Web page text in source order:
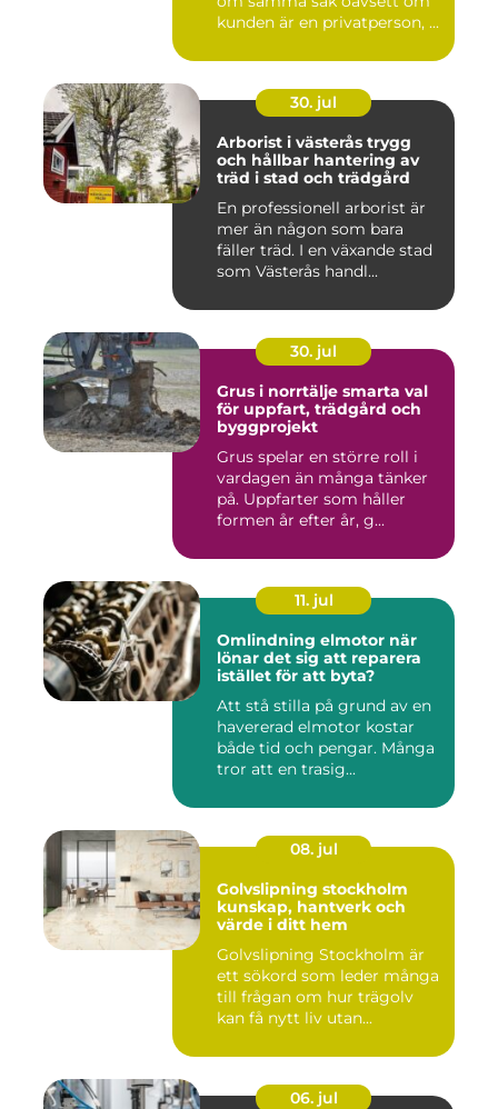
kunden är en privatperson, ...
30. jul
Arborist i västerås trygg
och hållbar hantering av
träd i stad och trädgård
En professionell arborist är
mer än någon som bara
fäller träd. I en växande stad
som Västerås handl...
30. jul
Grus i norrtälje smarta val
för uppfart, trädgård och
byggprojekt
Grus spelar en större roll i
vardagen än många tänker
på. Uppfarter som håller
formen år efter år, g...
11. jul
Omlindning elmotor när
lönar det sig att reparera
istället för att byta?
Att stå stilla på grund av en
havererad elmotor kostar
både tid och pengar. Många
tror att en trasig...
08. jul
Golvslipning stockholm
kunskap, hantverk och
värde i ditt hem
Golvslipning Stockholm är
ett sökord som leder många
till frågan om hur trägolv
kan få nytt liv utan...
06. jul